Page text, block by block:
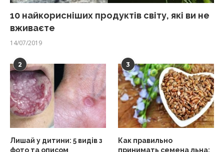
10 найкорисніших продуктів світу, які ви не
вживаєте
14/07/2019
2
Лишай у дитини: 5 видів з
фото та описом
3
Как правильно
принимать семена льна: